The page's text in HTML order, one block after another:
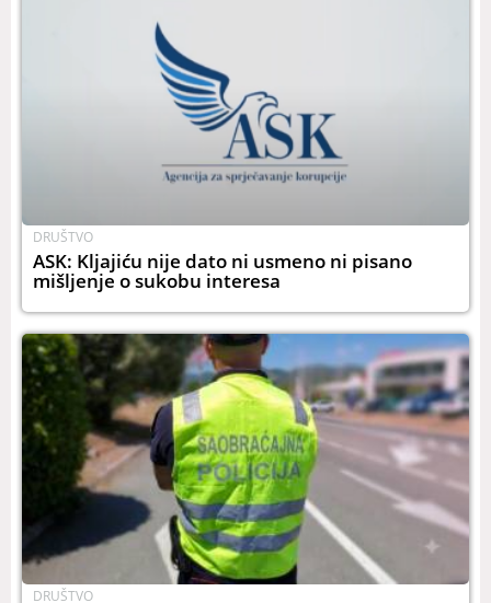
DRUŠTVO
ASK: Kljajiću nije dato ni usmeno ni pisano
mišljenje o sukobu interesa
DRUŠTVO